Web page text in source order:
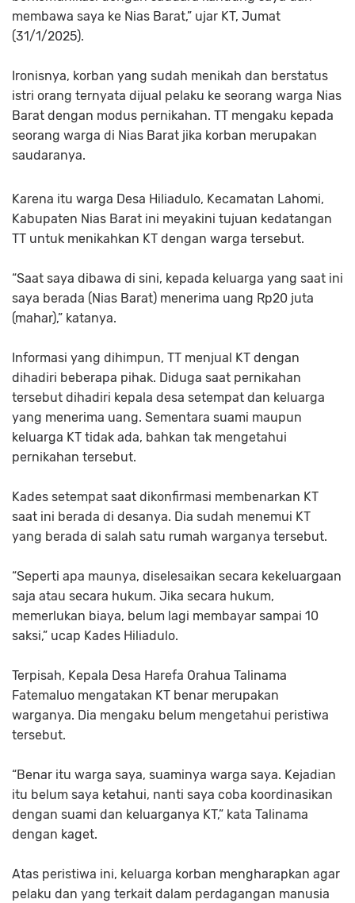
membawa saya ke Nias Barat,” ujar KT, Jumat
(31/1/2025).
Ironisnya, korban yang sudah menikah dan berstatus
istri orang ternyata dijual pelaku ke seorang warga Nias
Barat dengan modus pernikahan. TT mengaku kepada
seorang warga di Nias Barat jika korban merupakan
saudaranya.
Karena itu warga Desa Hiliadulo, Kecamatan Lahomi,
Kabupaten Nias Barat ini meyakini tujuan kedatangan
TT untuk menikahkan KT dengan warga tersebut.
“Saat saya dibawa di sini, kepada keluarga yang saat ini
saya berada (Nias Barat) menerima uang Rp20 juta
(mahar),” katanya.
Informasi yang dihimpun, TT menjual KT dengan
dihadiri beberapa pihak. Diduga saat pernikahan
tersebut dihadiri kepala desa setempat dan keluarga
yang menerima uang. Sementara suami maupun
keluarga KT tidak ada, bahkan tak mengetahui
pernikahan tersebut.
Kades setempat saat dikonfirmasi membenarkan KT
saat ini berada di desanya. Dia sudah menemui KT
yang berada di salah satu rumah warganya tersebut.
“Seperti apa maunya, diselesaikan secara kekeluargaan
saja atau secara hukum. Jika secara hukum,
memerlukan biaya, belum lagi membayar sampai 10
saksi,” ucap Kades Hiliadulo.
Terpisah, Kepala Desa Harefa Orahua Talinama
Fatemaluo mengatakan KT benar merupakan
warganya. Dia mengaku belum mengetahui peristiwa
tersebut.
“Benar itu warga saya, suaminya warga saya. Kejadian
itu belum saya ketahui, nanti saya coba koordinasikan
dengan suami dan keluarganya KT,” kata Talinama
dengan kaget.
Atas peristiwa ini, keluarga korban mengharapkan agar
pelaku dan yang terkait dalam perdagangan manusia